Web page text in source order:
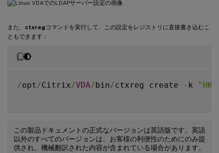
また、 ctxregコマンドを実行して、この設定をレジストリに直接書き込むこ
ともできます：
/opt /Citrix/VDA/bin/ctxreg create - k
この製品ドキュメントの正式なバージョンは英語版です。英語
以外のすべてのバージョンは、お客様の利便性のためにのみ提
供され、機械翻訳された内容が含まれている場合があります。